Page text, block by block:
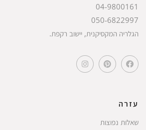
04-9800161
050-6822997
הגלריה המקסיקנית, יישוב רקפת.
עזרה
שאלות נפוצות